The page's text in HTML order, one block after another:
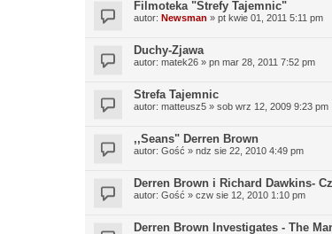
Filmoteka "Strefy Tajemnic"
autor: Newsman » pt kwie 01, 2011 5:11 pm
Duchy-Zjawa
autor: matek26 » pn mar 28, 2011 7:52 pm
Strefa Tajemnic
autor: matteusz5 » sob wrz 12, 2009 9:23 pm
,,Seans" Derren Brown
autor: Gość » ndz sie 22, 2010 4:49 pm
Derren Brown i Richard Dawkins-
autor: Gość » czw sie 12, 2010 1:10 pm
Derren Brown Investigates - The